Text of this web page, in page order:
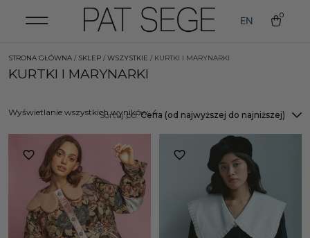
EN 0
STRONA GŁÓWNA / SKLEP /WSZYSTKIE / KURTKI I MARYNARKI
KURTKI I MARYNARKI
Sortuj po:Cena (od najwyższej do najniższej)
Wyświetlanie wszystkich wyników: 4